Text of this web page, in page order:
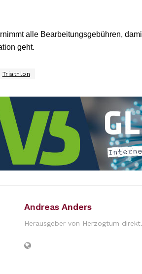
alle Bearbeitungsgebühren,
geht.
Triathlon
Andreas Anders
Herausgeber von Herzogtum direkt.